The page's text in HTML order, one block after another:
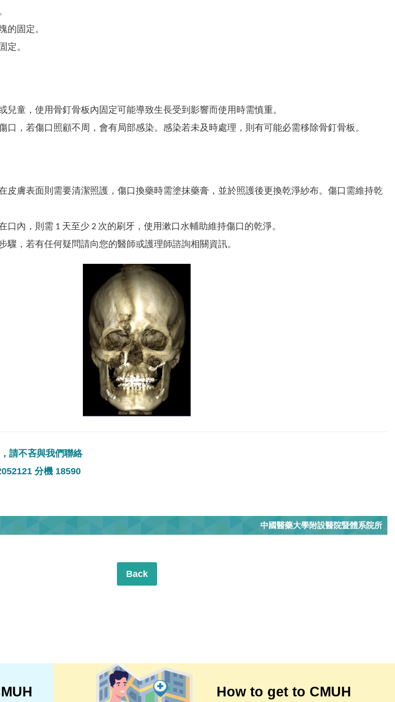
的固定。
定。
兒童，使用骨釘骨板內固定可能導致生長受到影響而使用時需慎重。
口，若傷口照顧不周，會有局部感染。感染若未及時處理，則有可能必需移除骨釘骨板。
皮膚表面則需要清潔照護，傷口換藥時需塗抹藥膏，並於照護後更換乾淨紗布。傷口需維持乾
口內，則需 1 天至少 2 次的刷牙，使用漱口水輔助維持傷口的乾淨。
驟，若有任何疑問請向您的醫師或護理師諮詢相關資訊。
請不吝與我們聯絡
分機 18590
中國醫藥大學附設醫院暨體系院所
Back
How to get to CMUH